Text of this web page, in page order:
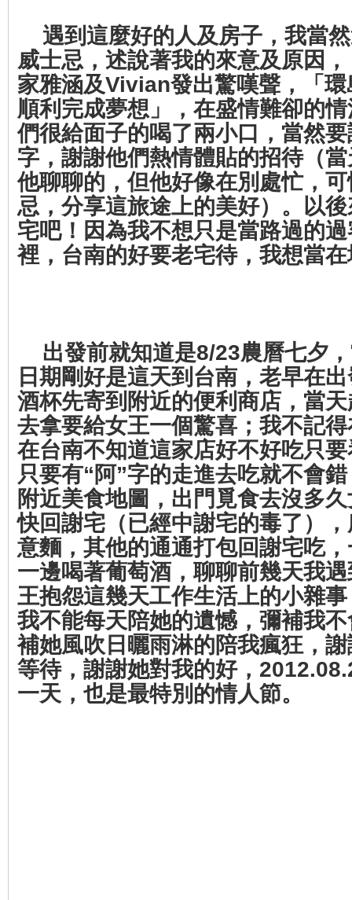
遇到這麼好的人及房子，我當
威士忌，述說著我的來意及原因
家雅涵及Vivian發出驚嘆聲，「
順利完成夢想」，在盛情難卻的
們很給面子的喝了兩小口，當然
字，謝謝他們熱情體貼的招待（
他聊聊的，但他好像在別處忙，
忌，分享這旅途上的美好）。以
宅吧！因為我不想只是當路過的
裡，台南的好要老宅待，我想當
出發前就知道是8/23農曆七夕
日期剛好是這天到台南，老早在
酒杯先寄到附近的便利商店，當
去拿要給女王一個驚喜；我不記
在台南不知道這家店好不好吃只
只要有“阿”字的走進去吃就不會
附近美食地圖，出門覓食去沒多
快回謝宅（已經中謝宅的毒了）
意麵，其他的通通打包回謝宅吃
一邊喝著葡萄酒，聊聊前幾天我
王抱怨這幾天工作生活上的小雜
我不能每天陪她的遺憾，彌補我
補她風吹日曬雨淋的陪我瘋狂，
等待，謝謝她對我的好，
一天，也是最特別的情人節。